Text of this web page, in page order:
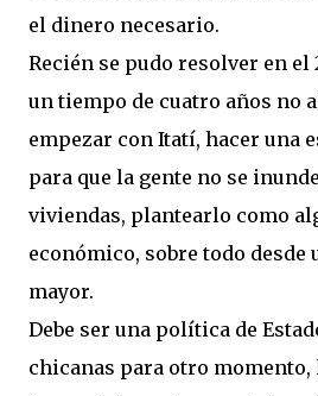
el dinero necesario.
Recién se pudo resolver en el
un tiempo de cuatro años no
empezar con Itatí, hacer una
para que la gente no se
viviendas, plantearlo como
económico, sobre todo desde
mayor.
Debe ser una política de
chicanas para otro momento,